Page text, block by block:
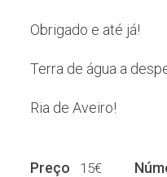
Obrigado e até já!
Terra de água a
Ria de Aveiro!
Preço 15€